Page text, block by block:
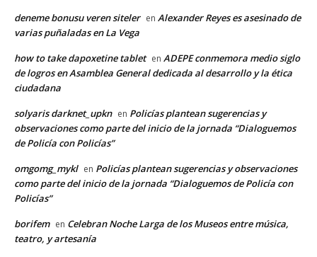
deneme bonusu veren siteler en Alexander Reyes es asesinado de
varias puñaladas en La Vega
how to take dapoxetine tablet en ADEPE conmemora medio siglo
de logros en Asamblea General dedicada al desarrollo y la ética
ciudadana
solyaris darknet_upkn en Policías plantean sugerencias y
observaciones como parte del inicio de la jornada “Dialoguemos
de Policía con Policías”
omgomg_mykl en Policías plantean sugerencias y observaciones
como parte del inicio de la jornada “Dialoguemos de Policía con
Policías”
borifem en Celebran Noche Larga de los Museos entre música,
teatro, y artesanía